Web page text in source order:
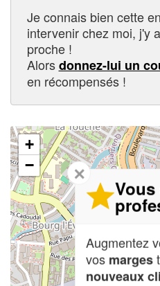
Je connais bien cette
intervenir chez moi, j'y
proche !
Alorsdonnez-lui un
en récompensés !
+
−
✕
Vous
Augmentez
vos marges
nouveaux